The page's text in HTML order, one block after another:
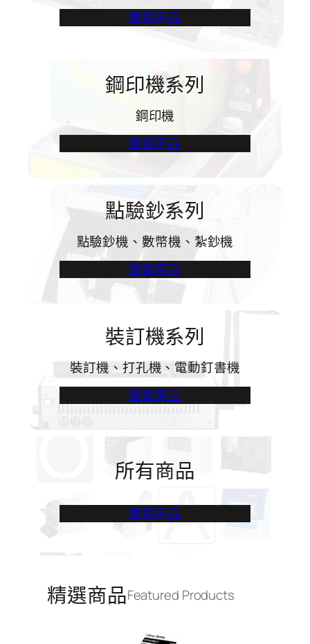
瀏覽商品
鋼印機系列
鋼印機
瀏覽商品
點驗鈔系列
點驗鈔機、數幣機、紮鈔機
瀏覽商品
裝訂機系列
裝訂機、打孔機、電動釘書機
瀏覽商品
所有商品
瀏覽商品
精選商品Featured Products